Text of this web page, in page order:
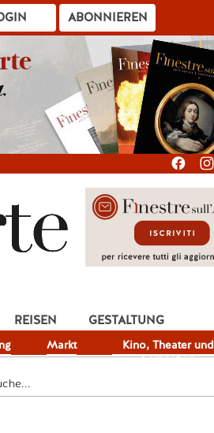
ABONNIEREN
Markt
Kino, Theater und
Fernsehen
REISEN
GESTALTUNG